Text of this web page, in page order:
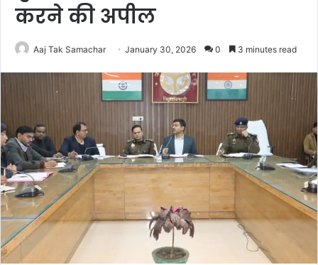
करने की अपील
Aaj Tak Samachar January 30, 2026 0 3 minutes read